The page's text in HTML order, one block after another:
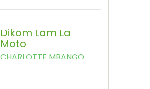
Dikom Lam La
Moto
CHARLOTTE MBANGO